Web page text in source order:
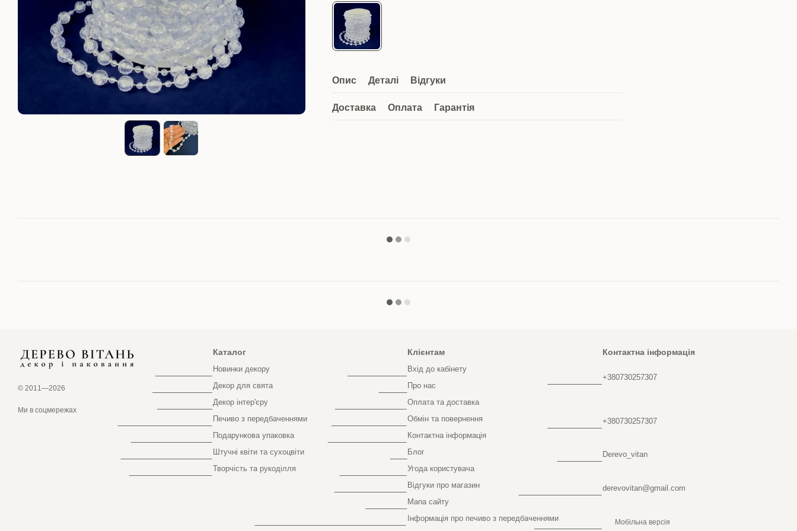
Опис Деталі Відгуки
Доставка Оплата Гарантія
© 2011—2026
Інтернет-магазин створений з Хорошоп
Ми в соцмережах
Каталог
Новинки декору
Декор для свята
Декор інтер'єру
Печиво з передбаченнями
Подарункова упаковка
Штучні квіти та сухоцвіти
Творчість та рукоділля
Клієнтам
Вхід до кабінету
Про нас
Оплата та доставка
Обмін та повернення
Контактна інформація
Блог
Угода користувача
Відгуки про магазин
Мапа сайту
Інформація про печиво з передбаченнями
Контактна інформація
+380730257307
+380730257307
Derevo_vitan
derevovitan@gmail.com
Мобільна версія